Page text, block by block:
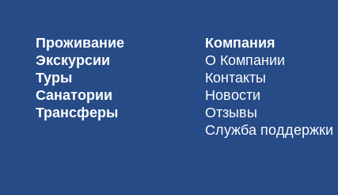
Проживание
Экскурсии
Туры
Санатории
Трансферы
Компания
О Компании
Контакты
Новости
Отзывы
Служба поддержки